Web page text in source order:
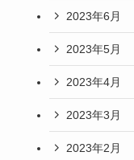
2023年6月
2023年5月
2023年4月
2023年3月
2023年2月